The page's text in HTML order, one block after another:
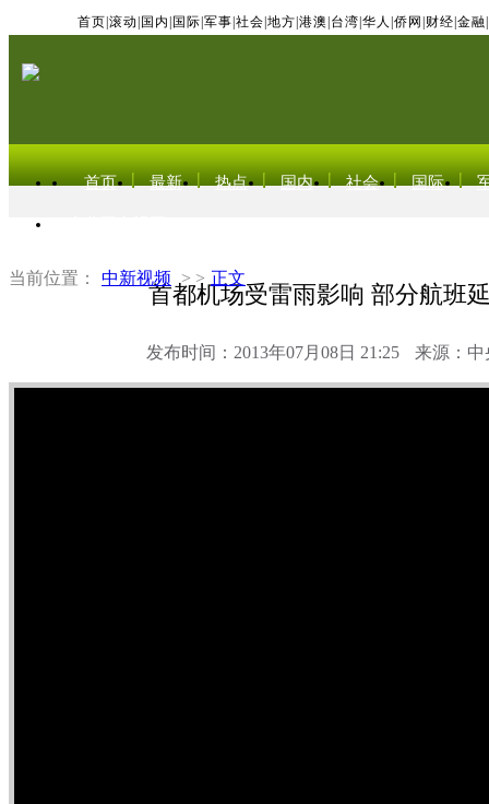
首页 滚动 国内 国际 军事 社会 地方 港澳 台湾 华人 侨网 财经 金融
首页 最新 热点 国内 社会 国际
当前位置： 中新视频 > > 正文
首都机场受雷雨影响 部分航班
发布时间：2013年07月08日 21:25 来源：中